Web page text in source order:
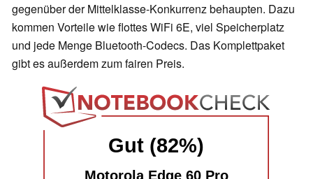
gegenüber der Mittelklasse-Konkurrenz behaupten. Dazu
kommen Vorteile wie flottes WiFi 6E, viel Speicherplatz
und jede Menge Bluetooth-Codecs. Das Komplettpaket
gibt es außerdem zum fairen Preis.
Gut (82%)
Motorola Edge 60 Pro